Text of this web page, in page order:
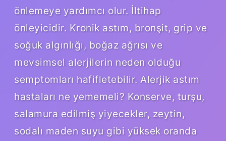
önlemeye yardımcı olur. İltihap
önleyicidir. Kronik astım, bronşit, grip ve
soğuk algınlığı, boğaz ağrısı ve
mevsimsel alerjilerin neden olduğu
semptomları hafifletebilir. Alerjik astım
hastaları ne yememeli? Konserve, turşu,
salamura edilmiş yiyecekler, zeytin,
sodalı maden suyu gibi yüksek oranda